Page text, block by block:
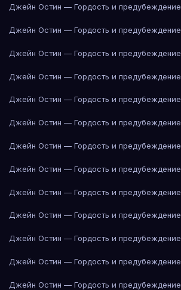
Джейн Остин — Гордость и предубеждение
Джейн Остин — Гордость и предубеждение
Джейн Остин — Гордость и предубеждение
Джейн Остин — Гордость и предубеждение
Джейн Остин — Гордость и предубеждение
Джейн Остин — Гордость и предубеждение
Джейн Остин — Гордость и предубеждение
Джейн Остин — Гордость и предубеждение
Джейн Остин — Гордость и предубеждение
Джейн Остин — Гордость и предубеждение
Джейн Остин — Гордость и предубеждение
Джейн Остин — Гордость и предубеждение
Джейн Остин — Гордость и предубеждение